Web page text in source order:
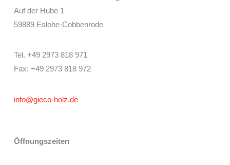
Auf der Hube 1
59889 Eslohe-Cobbenrode
Tel. +49 2973 818 971
Fax: +49 2973 818 972
info@gieco-holz.de
Öffnungszeiten